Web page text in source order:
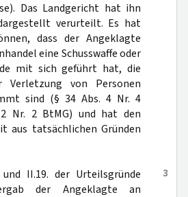
Das Landgericht hat ihn
verurteilt. Es hat
dass der Angeklagte
eine Schusswaffe oder
mit sich geführt hat, die
von Personen
sind (§ 34 Abs. 4 Nr. 4
Nr. 2 BtMG) und hat den
aus tatsächlichen Gründen
3
II.19. der Urteilsgründe
der Angeklagte an